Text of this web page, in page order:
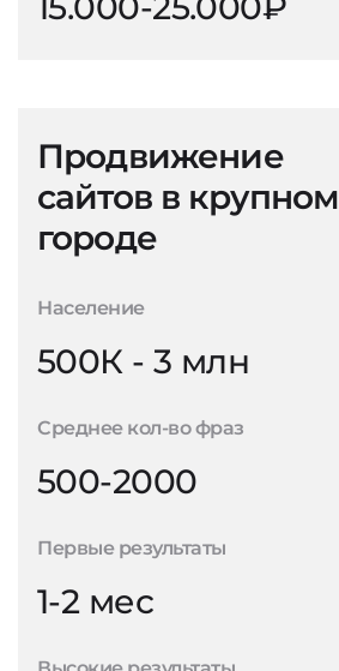
Продвижение
сайтов в крупном
городе
Население
500К - 3 млн
Среднее кол-во фраз
500-2000
Первые результаты
1-2 мес